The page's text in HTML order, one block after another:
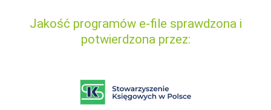
Jakość programów e-file sprawdzona i
potwierdzona przez: